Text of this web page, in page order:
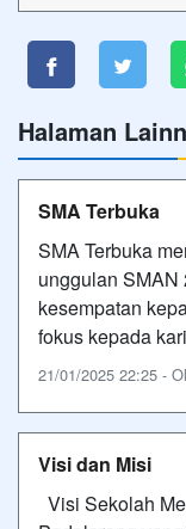
Halaman
SMA Terbuka
SMA Terbuka
unggulan SMAN
kesempatan
fokus kepada
21/01/2025 22:25 -
Visi dan Misi
Visi Sekolah